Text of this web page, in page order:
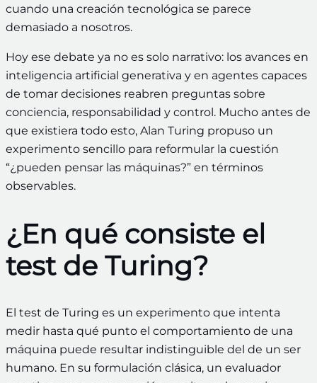
cuando una creación tecnológica se parece
demasiado a nosotros.
Hoy ese debate ya no es solo narrativo: los avances en
inteligencia artificial generativa y en agentes capaces
de tomar decisiones reabren preguntas sobre
conciencia, responsabilidad y control. Mucho antes de
que existiera todo esto, Alan Turing propuso un
experimento sencillo para reformular la cuestión
“¿pueden pensar las máquinas?” en términos
observables.
¿En qué consiste el
test de Turing?
El test de Turing es un experimento que intenta
medir hasta qué punto el comportamiento de una
máquina puede resultar indistinguible del de un ser
humano. En su formulación clásica, un evaluador